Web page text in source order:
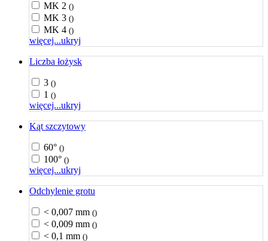
MK 2 ()
MK 3 ()
MK 4 ()
więcej...ukryj
Liczba łożysk
3 ()
1 ()
więcej...ukryj
Kąt szczytowy
60° ()
100° ()
więcej...ukryj
Odchylenie grotu
< 0,007 mm ()
< 0,009 mm ()
< 0,1 mm ()